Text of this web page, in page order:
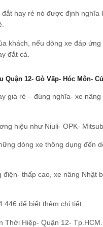
hay rẻ nó được định
khách, nếu dòng xe đáp
đắt cả.
12- Gò Vấp- Hóc Môn-
giá rẻ – đúng nghĩa- xe
hiệu như Niuli- OPK-
dòng xe thông dụng đến
thấp cao, xe nâng Nhật
để biết thêm chi tiết.
Thới Hiệp- Quận 12- Tp.HCM.